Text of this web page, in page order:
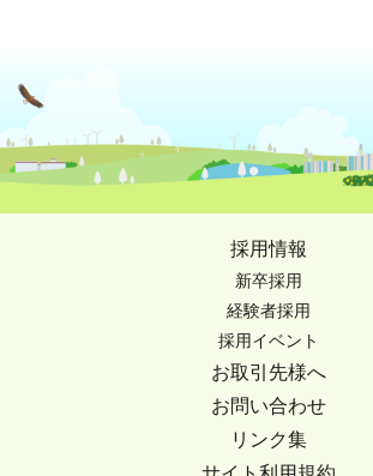
採用情報
新卒採用
経験者採用
採用イベント
お取引先様へ
お問い合わせ
リンク集